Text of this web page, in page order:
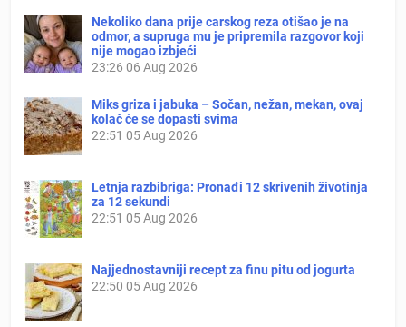
Nekoliko dana prije carskog reza otišao je na
odmor, a supruga mu je pripremila razgovor koji
nije mogao izbjeći
23:26 06 Aug 2026
Miks griza i jabuka – Sočan, nežan, mekan, ovaj
kolač će se dopasti svima
22:51 05 Aug 2026
Letnja razbibriga: Pronađi 12 skrivenih životinja
za 12 sekundi
22:51 05 Aug 2026
Najjednostavniji recept za finu pitu od jogurta
22:50 05 Aug 2026